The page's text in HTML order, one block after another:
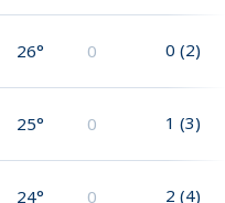
26° 0 0 (2)
25° 0 1 (3)
24° 0 2 (4)